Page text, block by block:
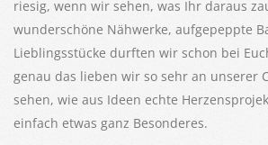
riesig, wenn wir sehen, was Ihr daraus
wunderschöne Nähwerke, aufgepeppte
Lieblingsstücke durften wir schon bei
genau das lieben wir so sehr an unserer
sehen, wie aus Ideen echte
einfach etwas ganz Besonderes.